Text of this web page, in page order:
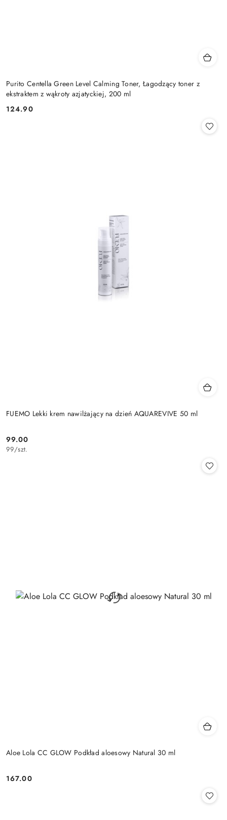
Purito Centella Green Level Calming Toner, Łagodzący toner z
ekstraktem z wąkroty azjatyckiej, 200 ml
Cena:
124.90
FUEMO Lekki krem nawilżający na dzień AQUAREVIVE 50 ml
Cena:
99.00
99/szt.
Aloe Lola CC GLOW Podkład aloesowy Natural 30 ml
Cena:
167.00